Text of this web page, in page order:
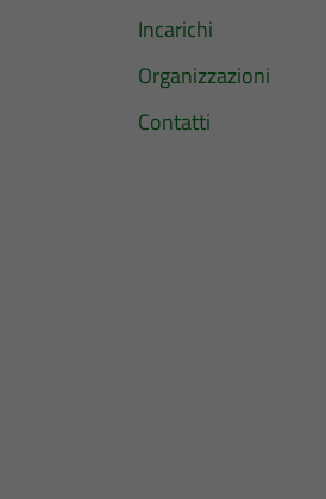
Incarichi
Organizzazioni
Contatti